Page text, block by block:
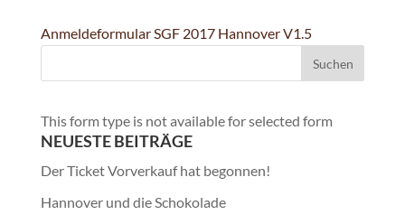
Anmeldeformular SGF 2017 Hannover V1.5
This form type is not available for selected form
NEUESTE BEITRÄGE
Der Ticket Vorverkauf hat begonnen!
Hannover und die Schokolade